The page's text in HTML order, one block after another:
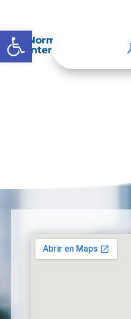
Abrir barra de
Normatividad
interés.